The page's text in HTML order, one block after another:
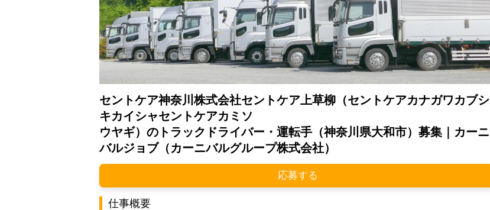
セントケア神奈川株式会社セントケア上草柳（セントケアカナガワカブシ
キカイシャセントケアカミソ
ウヤギ）のトラックドライバー・運転手（神奈川県大和市）募集｜カーニ
バルジョブ（カーニバルグループ株式会社）
応募する
仕事概要